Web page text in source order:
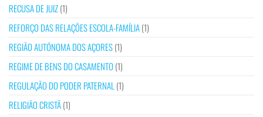
RECUSA DE JUIZ(1)
REFORÇO DAS RELAÇÕES ESCOLA-FAMÍLIA(1)
REGIÃO AUTÓNOMA DOS AÇORES(1)
REGIME DE BENS DO CASAMENTO (1)
REGULAÇÃO DO PODER PATERNAL (1)
RELIGIÃO CRISTÃ(1)